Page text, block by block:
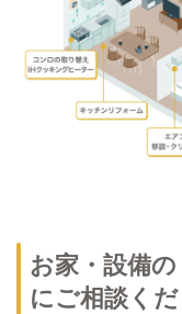
お家・設備
にご相談くだ